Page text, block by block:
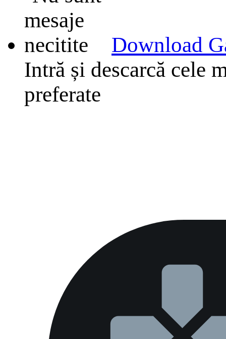
Download
Intră și descarcă cele
preferate